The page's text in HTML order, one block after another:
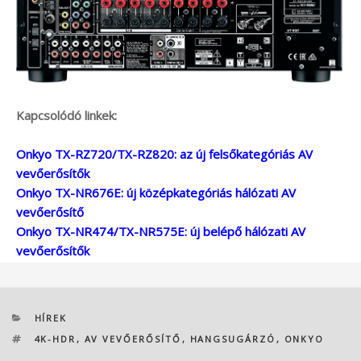
Kapcsolódó linkek:
Onkyo TX-RZ720/TX-RZ820: az új felsőkategóriás AV
vevőerősítők
Onkyo TX-NR676E: új középkategóriás hálózati AV
vevőerősítő
Onkyo TX-NR474/TX-NR575E: új belépő hálózati AV
vevőerősítők
KATEGÓRIÁK
HÍREK
CÍMKÉK
4K-HDR , AV VEVŐERŐSÍTŐ , HANGSUGÁRZÓ , ONKYO